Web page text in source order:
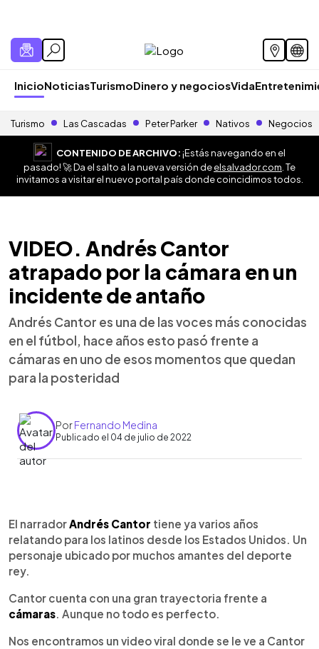
InicioNoticiasTurismoDinero y negociosVida
Turismo Las Cascadas Peter Parker Nativos Negocios
CONTENIDO DE ARCHIVO:¡Estás navegando en el
pasado! 🚀 Da el salto a la nueva versión deelsalvador.com . Te
invitamos a visitar el nuevo portal país donde coincidimos todos.
VIDEO. Andrés Cantor
atrapado por la cámara en un
incidente de antaño
Andrés Cantor es una de las voces más conocidas
en el fútbol, hace años esto pasó frente a
cámaras en uno de esos momentos que quedan
para la posteridad
PorFernando Medina
Publicado el 04 de julio de 2022
► Escuchar artículo
El narradorAndrés Cantor tiene ya varios años
relatando para los latinos desde los Estados Unidos. Un
personaje ubicado por muchos amantes del deporte
rey.
Cantor cuenta con una gran trayectoria frente a
cámaras. Aunque no todo es perfecto.
Nos encontramos un video viral donde se le ve a Cantor